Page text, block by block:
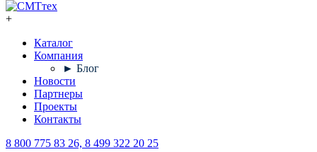
+
Каталог
Компания
► Блог
Новости
Партнеры
Проекты
Контакты
8 800 775 83 26, 8 499 322 20 25